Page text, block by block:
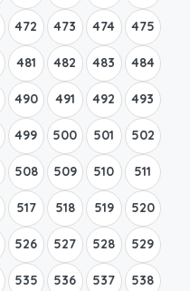
472 473 474 475
481 482 483 484
490 491 492 493
499 500 501 502
508 509 510 511
517 518 519 520
526 527 528 529
535 536 537 538